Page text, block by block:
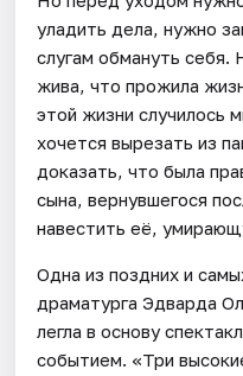
уладить дела, нужно
слугам обмануть
жива, что прожила
этой жизни случилось
хочется вырезать из
доказать, что была
сына, вернувшегося
навестить её,
Одна из поздних и
драматурга Эдварда
легла в основу
событием. «Три